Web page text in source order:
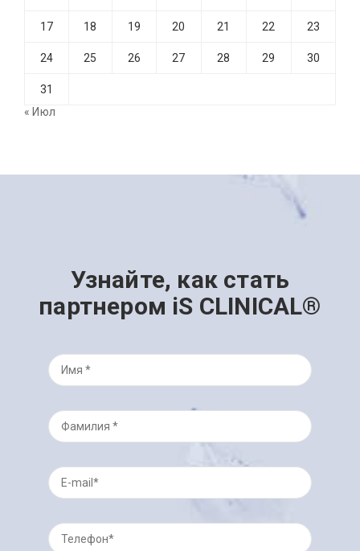
17 18 19 20 21 22 23
24 25 26 27 28 29 30
31
« Июл
Узнайте, как стать
партнером iS CLINICAL®